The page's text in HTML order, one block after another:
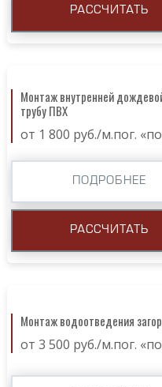
РАССЧИТАТЬ
Монтаж внутренней
трубу ПВХ
от 1 800 руб./м.пог.
ПОДРОБНЕЕ
РАССЧИТАТЬ
Монтаж водоотведения
от 3 500 руб./м.пог.